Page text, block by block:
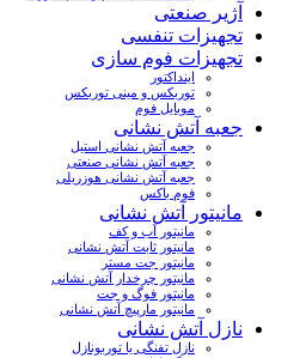
آژیر صنعتی
تجهیزات تنفسی
تجهیزات فوم سازی
اینداکتور
توربکس و مینی توربکس
موبایل فوم
جعبه آتش نشانی
جعبه آتش نشانی استیل
جعبه آتش نشانی صنعتی
جعبه آتش نشانی هوزریلی
فوم باکس
مانیتور آتش نشانی
مانیتور آب و کف
مانیتور ثابت آتش نشانی
مانیتور جت مستر
مانیتور چرخدار آتش نشانی
مانیتور فوگ و جت
مانیتور مارپیچ آتش نشانی
نازل آتش نشانی
نازل تفنگی یا توربونازل